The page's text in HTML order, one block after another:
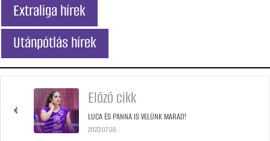
Extraliga hírek
Utánpótlás hírek
Előző cikk
2023.07.06.
LUCA ÉS PANNA IS VELÜNK MARAD!